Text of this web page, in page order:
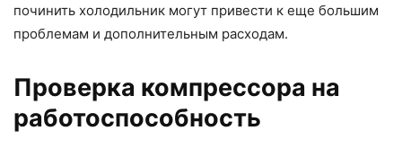
починить холодильник могут привести к еще большим
проблемам и дополнительным расходам.
Проверка компрессора на
работоспособность